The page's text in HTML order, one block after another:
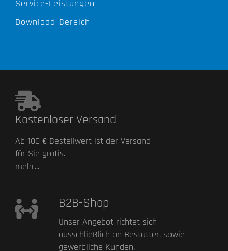
Service-Leistungen
Download-Bereich
Kostenloser Versand
Ab 100 € Bestellwert ist der Versand
für Sie gratis.
mehr...
B2B-Shop
Unser Angebot richtet sich
ausschließlich an Bestatter, sowie
gewerbliche Kunden.